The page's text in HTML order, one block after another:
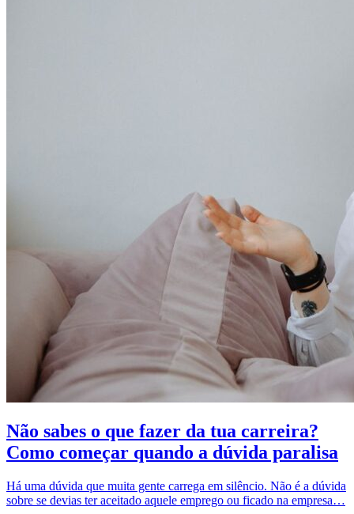
Não sabes o que fazer da tua carreira?
Como começar quando a dúvida paralisa
Há uma dúvida que muita gente carrega em silêncio. Não é a dúvida
sobre se devias ter aceitado aquele emprego ou ficado na empresa…